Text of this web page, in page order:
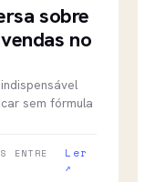
sobre
no
sem fórmula
ENTRE
Ler
↗